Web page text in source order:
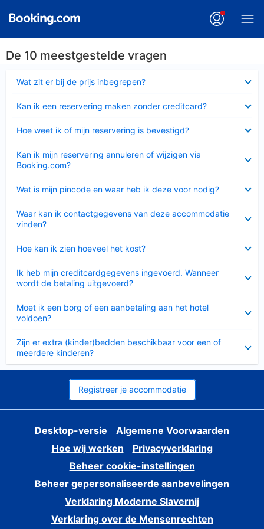
De 10 meestgestelde vragen
Wat zit er bij de prijs inbegrepen?
Kan ik een reservering maken zonder creditcard?
Hoe weet ik of mijn reservering is bevestigd?
Kan ik mijn reservering annuleren of wijzigen via
Booking.com?
Wat is mijn pincode en waar heb ik deze voor nodig?
Waar kan ik contactgegevens van deze accommodatie
vinden?
Hoe kan ik zien hoeveel het kost?
Ik heb mijn creditcardgegevens ingevoerd. Wanneer
wordt de betaling uitgevoerd?
Moet ik een borg of een aanbetaling aan het hotel
voldoen?
Zijn er extra (kinder)bedden beschikbaar voor een of
meerdere kinderen?
Registreer je accommodatie
Desktop-versie
Algemene Voorwaarden
Hoe wij werken
Privacyverklaring
Beheer cookie-instellingen
Beheer gepersonaliseerde aanbevelingen
Verklaring Moderne Slavernij
Verklaring over de Mensenrechten